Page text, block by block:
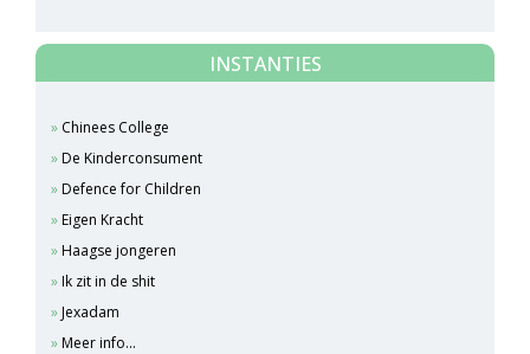
INSTANTIES
Chinees College
De Kinderconsument
Defence for Children
Eigen Kracht
Haagse jongeren
Ik zit in de shit
Jexadam
Meer info...